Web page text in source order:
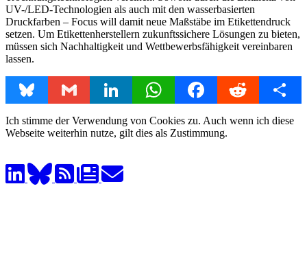
UV-/LED-Technologien als auch mit den wasserbasierten
Druckfarben – Focus will damit neue Maßstäbe im Etikettendruck
setzen. Um Etikettenherstellern zukunftssichere Lösungen zu bieten,
müssen sich Nachhaltigkeit und Wettbewerbsfähigkeit vereinbaren
lassen.
Bluesky Gmail LinkedIn WhatsAppFacebookReddit Share
Ich stimme der Verwendung von Cookies zu. Auch wenn ich diese
Webseite weiterhin nutze, gilt dies als Zustimmung.